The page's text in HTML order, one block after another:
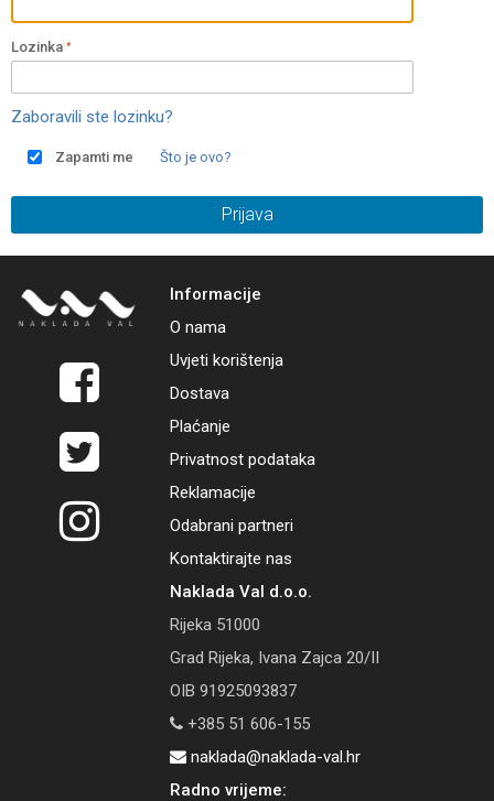
Lozinka
Zaboravili ste lozinku?
Zapamti me Što je ovo?
Prijava
Informacije
O nama
Uvjeti korištenja
Dostava
Plaćanje
Privatnost podataka
Reklamacije
Odabrani partneri
Kontaktirajte nas
Naklada Val d.o.o.
Rijeka 51000
Grad Rijeka, Ivana Zajca 20/II
OIB 91925093837
+385 51 606-155
naklada@naklada-val.hr
Radno vrijeme: